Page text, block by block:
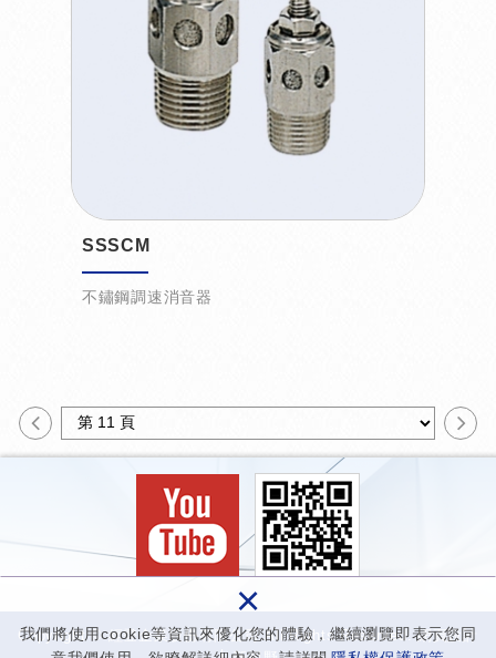
我們將使用cookie等資訊來優化您的體驗，繼續瀏覽即表示您同
×
SSSCM
不鏽鋼調速消音器
Copyright © 經登企業股份有限公司 All Rights Reserved. 網頁設計